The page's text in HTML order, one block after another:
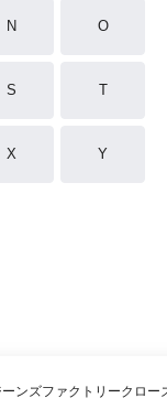
N O
S T
X Y
ーンズファクトリークロー